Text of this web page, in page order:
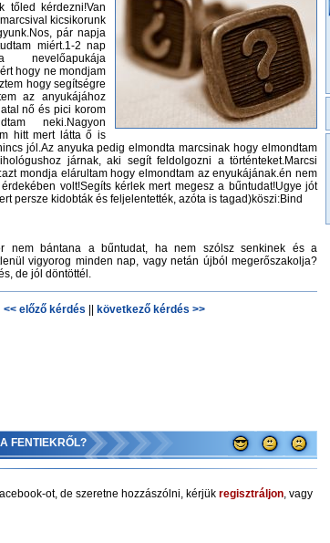
tőled kérdezni!Van
kicsikorunk
pár napja
miért.1-2 nap
nevelőapukája
hogy ne mondjam
hogy segítségre
az anyukájához
nő és pici korom
neki.Nagyon
hitt mert látta ő is
jól.Az anyuka pedig elmondta marcsinak hogy elmondtam
járnak, aki segít feldolgozni a történteket.Marcsi
mondja elárultam hogy elmondtam az enyukájának.én nem
volt!Segíts kérlek mert megesz a bűntudat!Ugye jót
persze kidobták és feljelentették, azóta is tagad)köszi:Bind
nem bántana a bűntudat, ha nem szólsz senkinek és a
vigyorog minden nap, vagy netán újból megerőszakolja?
de jól döntöttél.
<< előző kérdés következő kérdés >>
FENTIEKRŐL?
ot, de szeretne hozzászólni, kérjük regisztráljon, vagy